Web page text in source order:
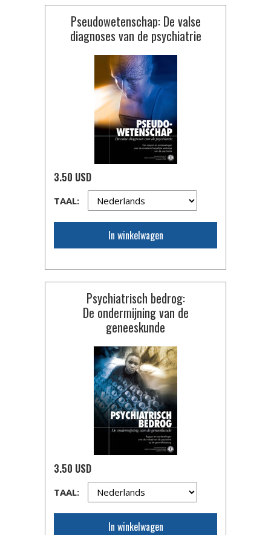
Pseudowetenschap: De valse
diagnoses van de psychiatrie
3.50 USD
TAAL:
In winkelwagen
Psychiatrisch bedrog:
De ondermijning van de
geneeskunde
3.50 USD
TAAL:
In winkelwagen